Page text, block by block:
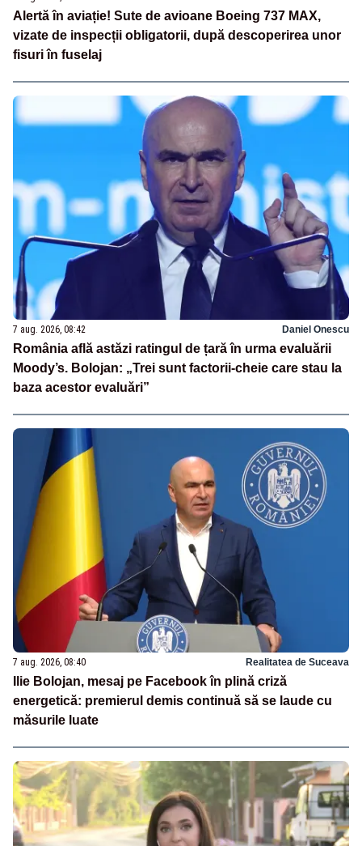
Alertă în aviație! Sute de avioane Boeing 737 MAX,
vizate de inspecții obligatorii, după descoperirea unor
fisuri în fuselaj
7 aug. 2026, 08:42 Daniel Onescu
România află astăzi ratingul de țară în urma evaluării
Moody’s. Bolojan: „Trei sunt factorii-cheie care stau la
baza acestor evaluări”
7 aug. 2026, 08:40 Realitatea de Suceava
Ilie Bolojan, mesaj pe Facebook în plină criză
energetică: premierul demis continuă să se laude cu
măsurile luate